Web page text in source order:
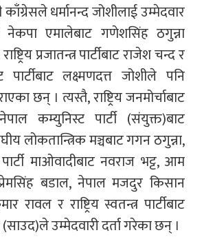
काँग्रेसले धर्मानन्द जोशीलाई उम्मेदवार
एमालेबाट गणेशसिंह ठगुन्ना
प्रजातन्त्र पार्टीबाट राजेश चन्द र
पार्टीबाट लक्ष्मणदत्त जोशीले पनि
छन् । त्यस्तै, राष्ट्रिय जनमोर्चाबाट
कम्युनिस्ट पार्टी (संयुक्त)बाट
लोकतान्त्रिक मञ्चबाट गगन ठगुन्ना,
माओवादीबाट नवराज भट्ट, आम
प्रेमसिंह बडाल, नेपाल मजदुर किसान
रावल र राष्ट्रिय स्वतन्त्र पार्टीबाट
उम्मेदवारी दर्ता गरेका छन् ।